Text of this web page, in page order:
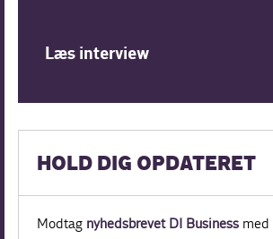
Læs interview
HOLD DIG OPDATERET
Modtag nyhedsbrevet DI Business med